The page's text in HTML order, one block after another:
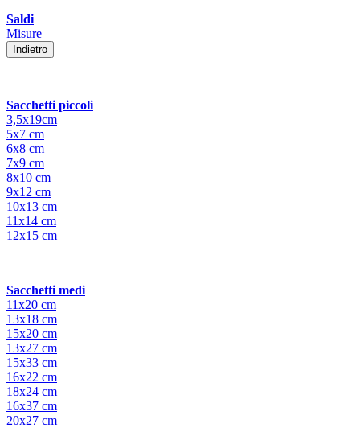
Saldi
Misure
Indietro
Sacchetti piccoli
3,5x19cm
5x7 cm
6x8 cm
7x9 cm
8x10 cm
9x12 cm
10x13 cm
11x14 cm
12x15 cm
Sacchetti medi
11x20 cm
13x18 cm
15x20 cm
13x27 cm
15x33 cm
16x22 cm
18x24 cm
16x37 cm
20x27 cm